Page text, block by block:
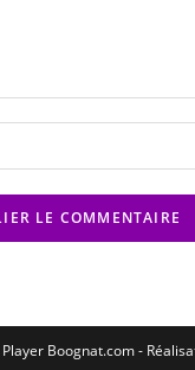
Player Boognat.com-